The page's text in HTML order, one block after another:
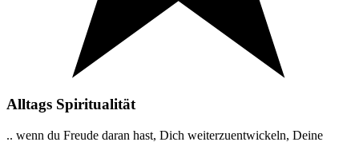
Alltags Spiritualität
.. wenn du Freude daran hast, Dich weiterzuentwickeln, Deine